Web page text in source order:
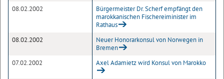
08.02.2002
Bürgermeister Dr. Scherf empfängt den
marokkanischen Fischereiminister im
Rathaus
08.02.2002
Neuer Honorarkonsul von Norwegen in
Bremen
07.02.2002
Axel Adamietz wird Konsul von Marokko